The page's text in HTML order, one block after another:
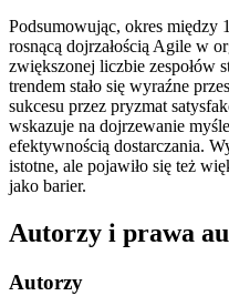
Podsumowując, okres między
rosnącą dojrzałością Agile w
zwiększonej liczbie zespołów
trendem stało się wyraźne
sukcesu przez pryzmat
wskazuje na dojrzewanie
efektywnością dostarczania.
istotne, ale pojawiło się też
jako barier.
Autorzy i prawa
Autorzy